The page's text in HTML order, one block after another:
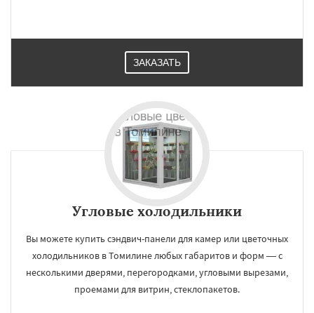
ЗАКАЗАТЬ
Угловые холодильники
Вы можете купить сэндвич-панели для камер или цветочных
холодильников в Томилине любых габаритов и форм — с
несколькими дверями, перегородками, угловыми вырезами,
проемами для витрин, стеклопакетов.